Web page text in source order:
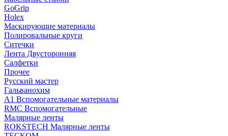
GoGrip
Holex
Маскирующие материалы
Полировальные круги
Ситечки
Лента Двусторонняя
Салфетки
Прочее
Русский мастер
Гальванохим
А1 Вспомогательные материалы
RMC Вспомогательные
Малярные ленты
ROKSTECH Малярные ленты